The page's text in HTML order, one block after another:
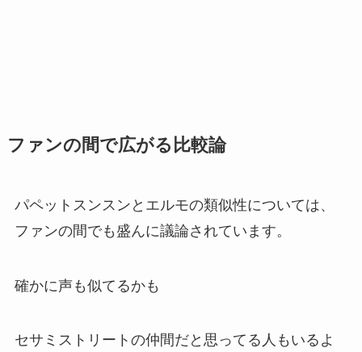
ファンの間で広がる比較論
パペットスンスンとエルモの類似性については、
ファンの間でも盛んに議論されています。
確かに声も似てるかも
セサミストリートの仲間だと思ってる人もいるよ